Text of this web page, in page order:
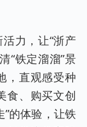
力，让“浙产
“铁定溜溜”景
，直观感受种
食、购买文创
”的体验，让铁